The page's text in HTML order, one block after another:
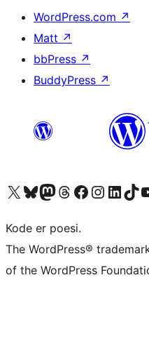
WordPress.com ↗
Matt ↗
bbPress ↗
BuddyPress ↗
Besøg vores X (tidligere Twitter) konto
Besøg vores Bluesky-konto
Besøg vores Mastodon konto
Besøg vores Threads-konto
Besøg vores Facebook sideBesøg vores Instagram konto
Besøg vores LinkedIn konto
Besøg vores
Kode er poesi.
The WordPress®
of the WordPress